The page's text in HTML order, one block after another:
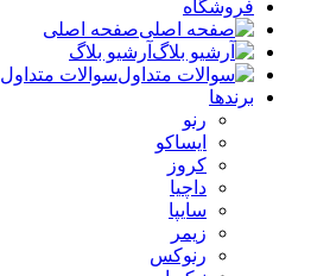
فروشگاه
صفحه اصلی
آرشیو بلاگ
سوالات متداول
برندها
رنو
ایساکو
کروز
داچیا
سایپا
زیمر
رنوکس